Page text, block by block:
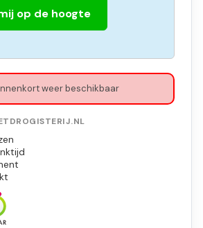
op de hoogte
weer beschikbaar